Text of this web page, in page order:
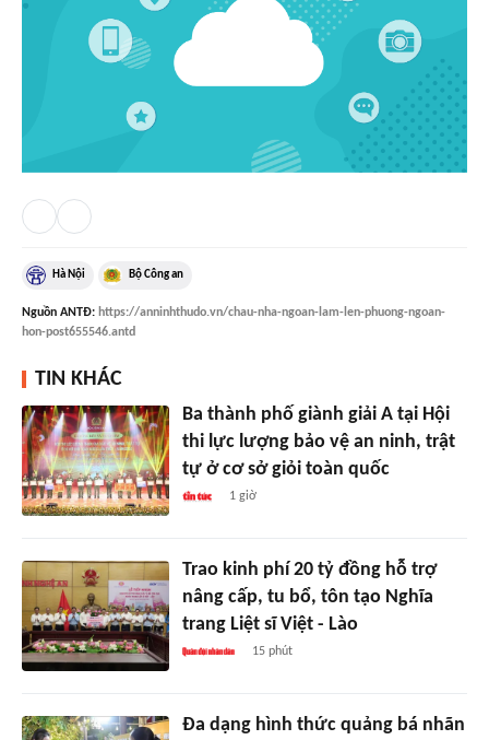
Hà Nội Bộ Công an
Nguồn ANTĐ: https://anninhthudo.vn/chau-nha-ngoan-lam-len-phuong-ngoan-
hon-post655546.antd
TIN KHÁC
Ba thành phố giành giải A tại Hội
thi lực lượng bảo vệ an ninh, trật
tự ở cơ sở giỏi toàn quốc
1 giờ
Trao kinh phí 20 tỷ đồng hỗ trợ
nâng cấp, tu bổ, tôn tạo Nghĩa
trang Liệt sĩ Việt - Lào
15 phút
Đa dạng hình thức quảng bá nhãn